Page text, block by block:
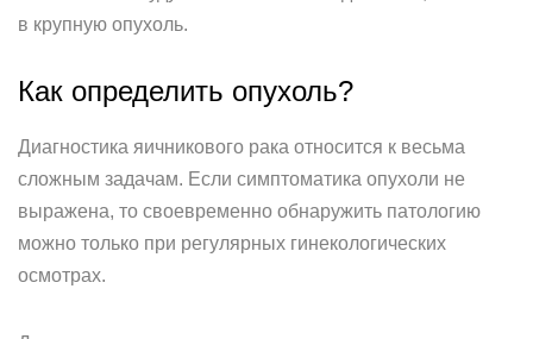
в крупную опухоль.
Как определить опухоль?
Диагностика яичникового рака относится к весьма
сложным задачам. Если симптоматика опухоли не
выражена, то своевременно обнаружить патологию
можно только при регулярных гинекологических
осмотрах.